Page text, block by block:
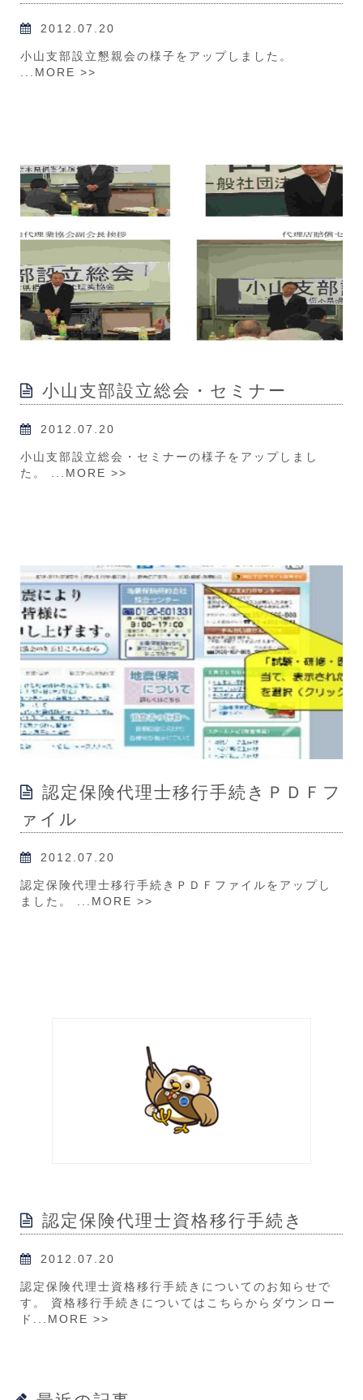
2012.07.20
小山支部設立懇親会の様子をアップしました。
MORE >>
小山支部設立総会・セミナー
2012.07.20
小山支部設立総会・セミナーの様子をアップしまし
た。 ... MORE >>
認定保険代理士移行手続きＰＤＦフ
ァイル
2012.07.20
認定保険代理士移行手続きＰＤＦファイルをアップし
ました。 ... MORE >>
認定保険代理士資格移行手続き
2012.07.20
認定保険代理士資格移行手続きについてのお知らせで
す。 資格移行手続きについてはこちらからダウンロー
ド... MORE >>